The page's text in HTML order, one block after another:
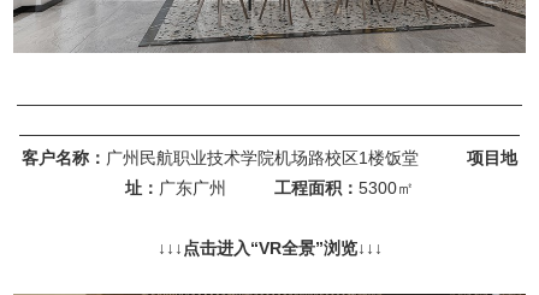
客户名称： 广州民航职业技术学院机场路校区1楼饭堂
项目地
址： 广东广州 工程面积： 5300㎡
↓ ↓↓点击进入“VR全景”浏览↓↓↓